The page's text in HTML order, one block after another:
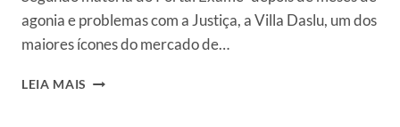
agonia e problemas com a Justiça, a Villa Daslu, um dos
maiores ícones do mercado de…
LEIA MAIS VILLA